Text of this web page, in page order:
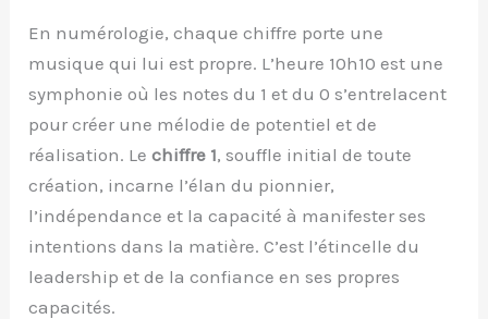
En numérologie, chaque chiffre porte une
musique qui lui est propre. L’heure 10h10 est une
symphonie où les notes du 1 et du 0 s’entrelacent
pour créer une mélodie de potentiel et de
réalisation. Lechiffre 1, souffle initial de toute
création, incarne l’élan du pionnier,
l’indépendance et la capacité à manifester ses
intentions dans la matière. C’est l’étincelle du
leadership et de la confiance en ses propres
capacités.